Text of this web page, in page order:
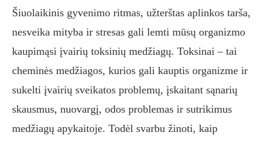
Šiuolaikinis gyvenimo ritmas, užterštas aplinkos tarša,
nesveika mityba ir stresas gali lemti mūsų organizmo
kaupimąsi įvairių toksinių medžiagų. Toksinai – tai
cheminės medžiagos, kurios gali kauptis organizme ir
sukelti įvairių sveikatos problemų, įskaitant sąnarių
skausmus, nuovargį, odos problemas ir sutrikimus
medžiagų apykaitoje. Todėl svarbu žinoti, kaip